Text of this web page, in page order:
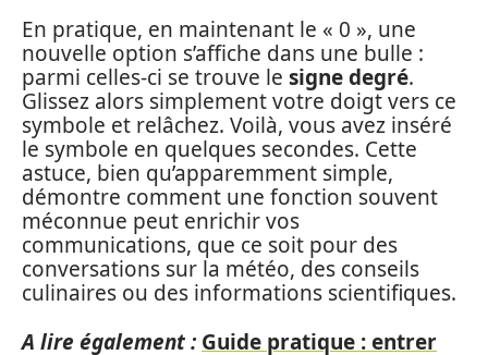
En pratique, en maintenant le « 0 », une
nouvelle option s’affiche dans une bulle :
parmi celles-ci se trouve le signe degré.
Glissez alors simplement votre doigt vers ce
symbole et relâchez. Voilà, vous avez inséré
le symbole en quelques secondes. Cette
astuce, bien qu’apparemment simple,
démontre comment une fonction souvent
méconnue peut enrichir vos
communications, que ce soit pour des
conversations sur la météo, des conseils
culinaires ou des informations scientifiques.
A lire également : Guide pratique : entrer